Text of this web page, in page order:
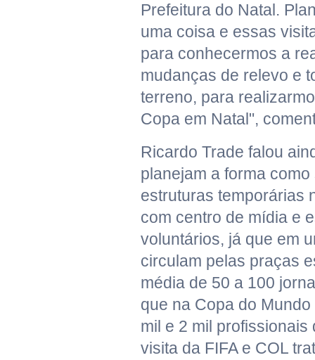
Prefeitura do Natal.
uma coisa e essas
para conhecermos a
mudanças de relevo e
terreno, para
Copa em Natal",
Ricardo Trade falou
planejam a forma
estruturas temporárias
com centro de mídia e
voluntários, já que em
circulam pelas praças
média de 50 a 100
que na Copa do
mil e 2 mil profissionais
visita da FIFA e COL